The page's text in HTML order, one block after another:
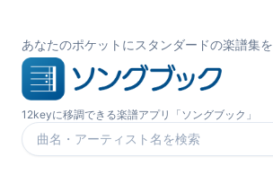
あなたのポケットにスタンダードの楽譜集を
12keyに移調できる楽譜アプリ「ソングブック」
楽曲を検索